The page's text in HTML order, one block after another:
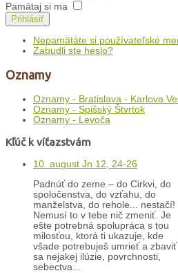
Pamätaj si ma
Prihlásiť
Nepamätáte si používateľské
Zabudli ste heslo?
Oznamy
Oznamy - Bratislava - Karlova
Oznamy - Spišský Štvrtok
Oznamy - Levoča
Kľúč k víťazstvám
10. august Jn 12, 24-26
Padnúť do zeme – do Cirkvi, do
spoločenstva, do vzťahu, do
manželstva, do rehole... nestačí!
Nemusí to v tebe nič zmeniť. Je
ešte potrebná spolupráca s tou
milosťou, ktorá ti ukazuje, kde
všade potrebuješ umrieť a zbaviť
sa nejakej ilúzie, povrchnosti,
sebectva...